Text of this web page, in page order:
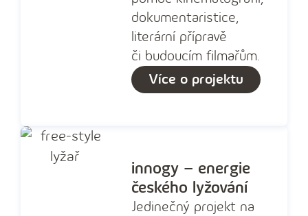
dokumentaristice,
literární přípravě
či budoucím filmařům.
Více o projektu
innogy – energie
českého lyžování
Jedinečný projekt na